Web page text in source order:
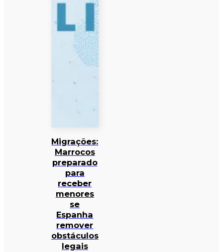
Migrações:
Marrocos
preparado
para
receber
menores
se
Espanha
remover
obstáculos
legais